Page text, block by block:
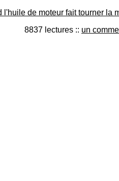
l'huile de moteur fait tourner la
8837 lectures :: un